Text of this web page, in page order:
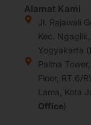
t
a
g
r
a
m
e
b
o
o
k
Alamat Kami
Jl. Rajawali
Kec.
Yogyakarta (
Palma
Floor, RT.6/
Lama, Kota
Office)